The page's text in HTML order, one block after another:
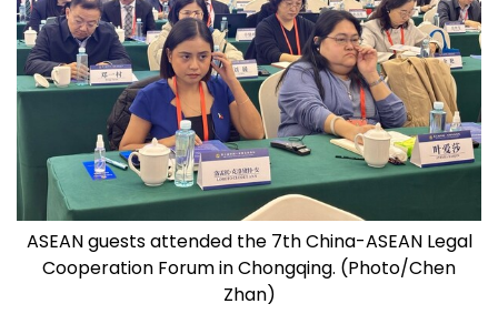
ASEAN guests attended the 7th China-ASEAN Legal
Cooperation Forum in Chongqing. (Photo/Chen
Zhan)